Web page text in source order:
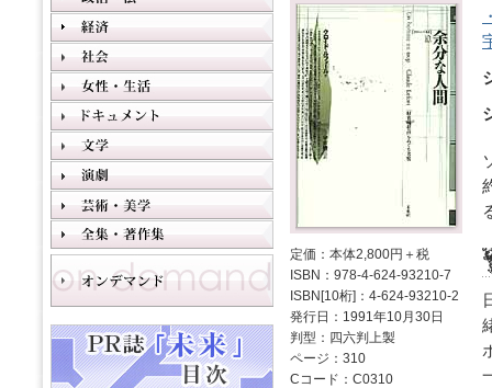
定価：本体2,800円＋税
ISBN：978-4-624-93210-7
ISBN[10桁]：4-624-93210-2
発行日：1991年10月30日
判型：四六判上製
ページ：310
Cコード：C0310